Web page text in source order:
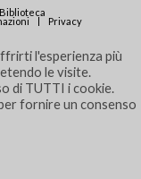
Privacy
l'esperienza più
le visite.
di TUTTI i cookie.
fornire un consenso